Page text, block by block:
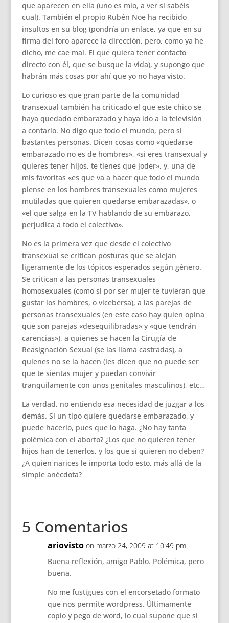
que aparecen en ella (uno es mío, a ver si sabéis
cual). También el propio Rubén Noe ha recibido
insultos en su blog (pondría un enlace, ya que en su
firma del foro aparece la dirección, pero, como ya he
dicho, me cae mal. El que quiera tener contacto
directo con él, que se busque la vida), y supongo que
habrán más cosas por ahí que yo no haya visto.
Lo curioso es que gran parte de la comunidad
transexual también ha criticado el que este chico se
haya quedado embarazado y haya ido a la televisión
a contarlo. No digo que todo el mundo, pero sí
bastantes personas. Dicen cosas como «quedarse
embarazado no es de hombres», «si eres transexual y
quieres tener hijos, te tienes que joder», y, una de
mis favoritas «es que va a hacer que todo el mundo
piense en los hombres transexuales como mujeres
mutiladas que quieren quedarse embarazadas», o
«el que salga en la TV hablando de su embarazo,
perjudica a todo el colectivo».
No es la primera vez que desde el colectivo
transexual se critican posturas que se alejan
ligeramente de los tópicos esperados según género.
Se critican a las personas transexuales
homosexuales (como si por ser mujer te tuvieran que
gustar los hombres, o vicebersa), a las parejas de
personas transexuales (en este caso hay quien opina
que son parejas «desequilibradas» y «que tendrán
carencias»), a quienes se hacen la Cirugía de
Reasignación Sexual (se las llama castradas), a
quienes no se la hacen (les dicen que no puede ser
que te sientas mujer y puedan convivir
tranquilamente con unos genitales masculinos), etc…
La verdad, no entiendo esa necesidad de juzgar a los
demás. Si un tipo quiere quedarse embarazado, y
puede hacerlo, pues que lo haga. ¿No hay tanta
polémica con el aborto? ¿Los que no quieren tener
hijos han de tenerlos, y los que si quieren no deben?
¿A quien narices le importa todo esto, más allá de la
simple anécdota?
5 Comentarios
ariovisto on marzo 24, 2009 at 10:49 pm
Buena reflexión, amigo Pablo. Polémica, pero
buena.
No me fustigues con el encorsetado formato
que nos permite wordpress. Últimamente
copio y pego de word, lo cual supone que si